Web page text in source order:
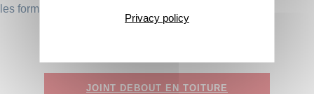
les formations :
JOINT DEBOUT EN TOITURE
Privacy policy